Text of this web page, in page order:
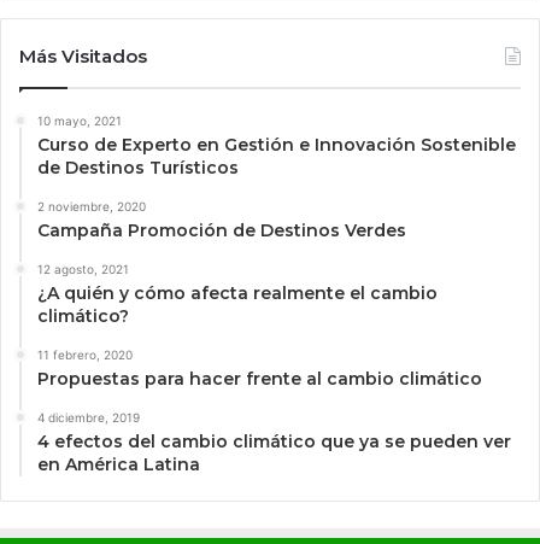
Más Visitados
10 mayo, 2021
Curso de Experto en Gestión e Innovación Sostenible
de Destinos Turísticos
2 noviembre, 2020
Campaña Promoción de Destinos Verdes
12 agosto, 2021
¿A quién y cómo afecta realmente el cambio
climático?
11 febrero, 2020
Propuestas para hacer frente al cambio climático
4 diciembre, 2019
4 efectos del cambio climático que ya se pueden ver
en América Latina